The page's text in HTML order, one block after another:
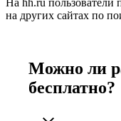
на других сайтах по
Можно ли
бесплатно?